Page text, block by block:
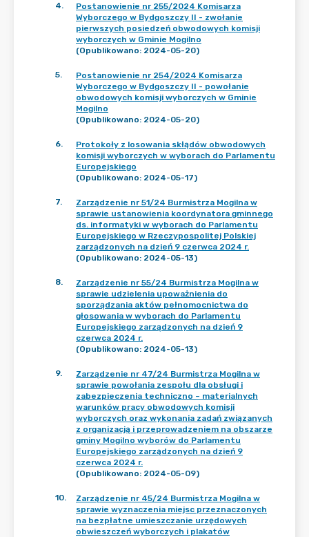
4.
Postanowienie nr 255/2024 Komisarza
Wyborczego w Bydgoszczy II - zwołanie
pierwszych posiedzeń obwodowych komisji
wyborczych w Gminie Mogilno
(Opublikowano: 2024-05-20)
5.
Postanowienie nr 254/2024 Komisarza
Wyborczego w Bydgoszczy II - powołanie
obwodowych komisji wyborczych w Gminie
Mogilno
(Opublikowano: 2024-05-20)
6.
Protokoły z losowania skłądów obwodowych
komisji wyborczych w wyborach do Parlamentu
Europejskiego
(Opublikowano: 2024-05-17)
7.
Zarządzenie nr 51/24 Burmistrza Mogilna w
sprawie ustanowienia koordynatora gminnego
ds. informatyki w wyborach do Parlamentu
Europejskiego w Rzeczypospolitej Polskiej
zarządzonych na dzień 9 czerwca 2024 r.
(Opublikowano: 2024-05-13)
8.
Zarządzenie nr 55/24 Burmistrza Mogilna w
sprawie udzielenia upoważnienia do
sporządzania aktów pełnomocnictwa do
głosowania w wyborach do Parlamentu
Europejskiego zarządzonych na dzień 9
czerwca 2024 r.
(Opublikowano: 2024-05-13)
9.
Zarządzenie nr 47/24 Burmistrza Mogilna w
sprawie powołania zespołu dla obsługi i
zabezpieczenia techniczno – materialnych
warunków pracy obwodowych komisji
wyborczych oraz wykonania zadań związanych
z organizacją i przeprowadzeniem na obszarze
gminy Mogilno wyborów do Parlamentu
Europejskiego zarządzonych na dzień 9
czerwca 2024 r.
(Opublikowano: 2024-05-09)
10.
Zarządzenie nr 45/24 Burmistrza Mogilna w
sprawie wyznaczenia miejsc przeznaczonych
na bezpłatne umieszczanie urzędowych
obwieszczeń wyborczych i plakatów